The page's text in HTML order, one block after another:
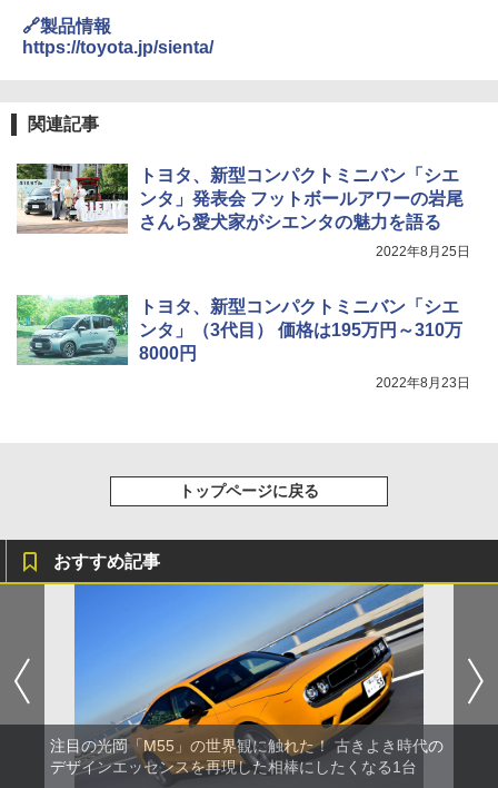
🔗製品情報
https://toyota.jp/sienta/
関連記事
トヨタ、新型コンパクトミニバン「シエ
ンタ」発表会 フットボールアワーの岩尾
さんら愛犬家がシエンタの魅力を語る
2022年8月25日
トヨタ、新型コンパクトミニバン「シエ
ンタ」（3代目） 価格は195万円～310万
8000円
2022年8月23日
トップページに戻る
おすすめ記事
注目の光岡「M55」の世界観に触れた！ 古きよき時代の
デザインエッセンスを再現した相棒にしたくなる1台